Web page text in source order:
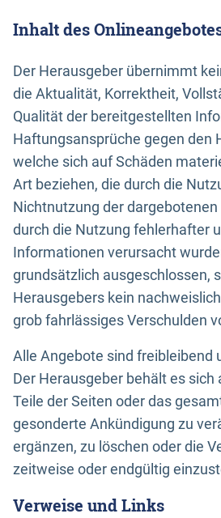
Inhalt des
Der Herausgeber übernimmt
die Aktualität, Korrektheit,
Qualität der bereitgestellten
Haftungsansprüche gegen den
welche sich auf Schäden
Art beziehen, die durch die
Nichtnutzung der
durch die Nutzung fehlerhafter
Informationen verursacht
grundsätzlich ausgeschlossen,
Herausgebers kein
grob fahrlässiges Verschulden
Alle Angebote sind freibleibend
Der Herausgeber behält es sich
Teile der Seiten oder das
gesonderte Ankündigung zu
ergänzen, zu löschen oder die
zeitweise oder endgültig
Verweise und Links